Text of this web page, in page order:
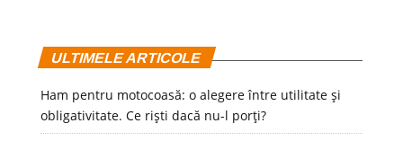
ULTIMELE ARTICOLE
Ham pentru motocoasă: o alegere între utilitate și
obligativitate. Ce riști dacă nu-l porți?